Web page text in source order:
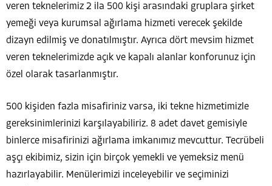
veren teknelerimiz 2 ila 500 kişi arasındaki gruplara şirket
yemeği veya kurumsal ağırlama hizmeti verecek şekilde
dizayn edilmiş ve donatılmıştır. Ayrıca dört mevsim hizmet
veren teknelerimizde açık ve kapalı alanlar konforunuz için
özel olarak tasarlanmıştır.
500 kişiden fazla misafiriniz varsa, iki tekne hizmetimizle
gereksinimlerinizi karşılayabiliriz. 8 adet davet gemisiyle
binlerce misafirinizi ağırlama imkanımız mevcuttur. Tecrübeli
aşçı ekibimiz, sizin için birçok yemekli ve yemeksiz menü
hazırlayabilir. Menülerimizi inceleyebilir ve seçiminizi